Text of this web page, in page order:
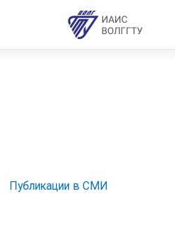
Публикации в СМИ